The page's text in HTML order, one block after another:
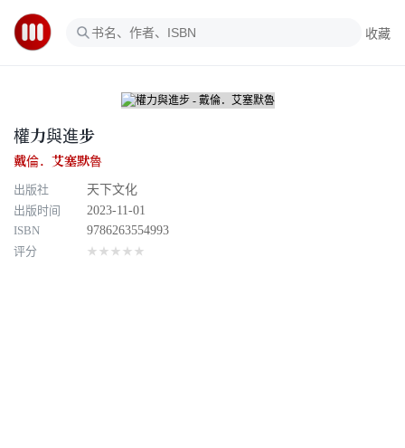
收藏
權力與進步
戴倫．艾塞默魯
出版社
天下文化
出版时间
2023-11-01
ISBN
9786263554993
评分
★★★★★